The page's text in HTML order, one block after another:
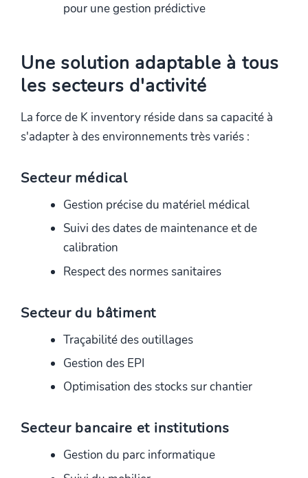
pour une gestion prédictive
Une solution adaptable à tous
les secteurs d'activité
La force de K inventory réside dans sa capacité à
s'adapter à des environnements très variés :
Secteur médical
Gestion précise du matériel médical
Suivi des dates de maintenance et de
calibration
Respect des normes sanitaires
Secteur du bâtiment
Traçabilité des outillages
Gestion des EPI
Optimisation des stocks sur chantier
Secteur bancaire et institutions
Gestion du parc informatique